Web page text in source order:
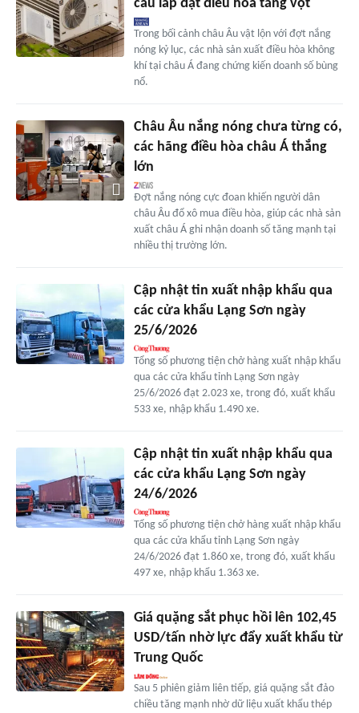
cầu lắp đặt điều hòa tăng vọt
Trong bối cảnh châu Âu vật lộn với đợt nắng
nóng kỷ lục, các nhà sản xuất điều hòa không
khí tại châu Á đang chứng kiến doanh số bùng
nổ.
Châu Âu nắng nóng chưa từng có,
các hãng điều hòa châu Á thắng
lớn
Đợt nắng nóng cực đoan khiến người dân
châu Âu đổ xô mua điều hòa, giúp các nhà sản
xuất châu Á ghi nhận doanh số tăng mạnh tại
nhiều thị trường lớn.
Cập nhật tin xuất nhập khẩu qua
các cửa khẩu Lạng Sơn ngày
25/6/2026
Tổng số phương tiện chở hàng xuất nhập khẩu
qua các cửa khẩu tỉnh Lạng Sơn ngày
25/6/2026 đạt 2.023 xe, trong đó, xuất khẩu
533 xe, nhập khẩu 1.490 xe.
Cập nhật tin xuất nhập khẩu qua
các cửa khẩu Lạng Sơn ngày
24/6/2026
Tổng số phương tiện chở hàng xuất nhập khẩu
qua các cửa khẩu tỉnh Lạng Sơn ngày
24/6/2026 đạt 1.860 xe, trong đó, xuất khẩu
497 xe, nhập khẩu 1.363 xe.
Giá quặng sắt phục hồi lên 102,45
USD/tấn nhờ lực đẩy xuất khẩu từ
Trung Quốc
Sau 5 phiên giảm liên tiếp, giá quặng sắt đảo
chiều tăng mạnh nhờ dữ liệu xuất khẩu thép